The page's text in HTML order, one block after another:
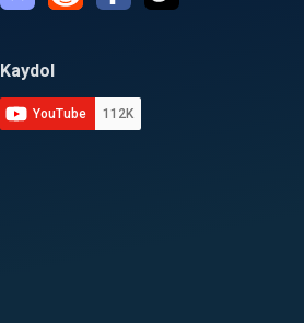
Kaydol
YouTube 112K